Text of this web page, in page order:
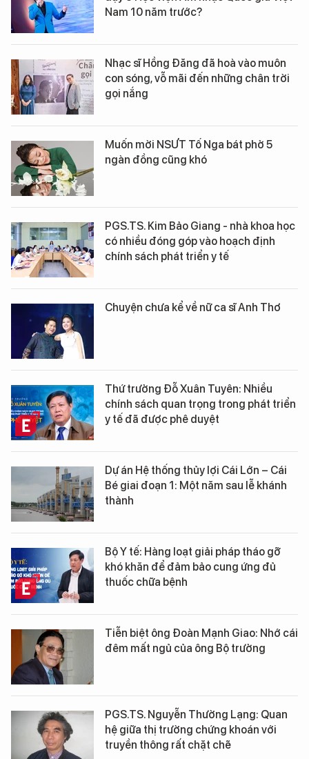
Nam 10 năm trước?
Nhạc sĩ Hồng Đăng đã hoà vào muôn
con sóng, vỗ mãi đến những chân trời
gọi nắng
Muốn mời NSƯT Tố Nga bát phở 5
ngàn đồng cũng khó
PGS.TS. Kim Bảo Giang - nhà khoa học
có nhiều đóng góp vào hoạch định
chính sách phát triển y tế
Chuyện chưa kể về nữ ca sĩ Anh Thơ
Thứ trưởng Đỗ Xuân Tuyên: Nhiều
chính sách quan trọng trong phát triển
y tế đã được phê duyệt
Dự án Hệ thống thủy lợi Cái Lớn – Cái
Bé giai đoạn 1: Một năm sau lễ khánh
thành
Bộ Y tế: Hàng loạt giải pháp tháo gỡ
khó khăn để đảm bảo cung ứng đủ
thuốc chữa bệnh
Tiễn biệt ông Đoàn Mạnh Giao: Nhớ cái
đêm mất ngủ của ông Bộ trưởng
PGS.TS. Nguyễn Thường Lạng: Quan
hệ giữa thị trường chứng khoán với
truyền thông rất chặt chẽ